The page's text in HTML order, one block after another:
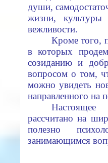
души,
жизни,
вежливости.
Кроме того,
в которых
созиданию и
вопросом о том,
можно увидеть
направленного на
рассчитано на
полезно
занимающимся